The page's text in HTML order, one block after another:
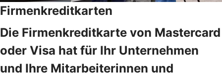
Firmenkreditkarten
Die Firmenkreditkarte von Mastercard
oder Visa hat für Ihr Unternehmen
und Ihre Mitarbeiterinnen und